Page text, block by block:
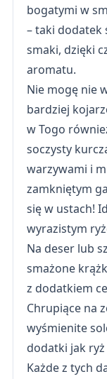
bogatymi w
– taki dodatek
smaki, dzięki
aromatu.
Nie mogę nie
bardziej
w Togo
soczysty
warzywami i
zamkniętym
się w ustach!
wyrazistym
Na deser lub
smażone
z dodatkiem
Chrupiące na
wyśmienite
dodatki jak ryż
Każde z tych